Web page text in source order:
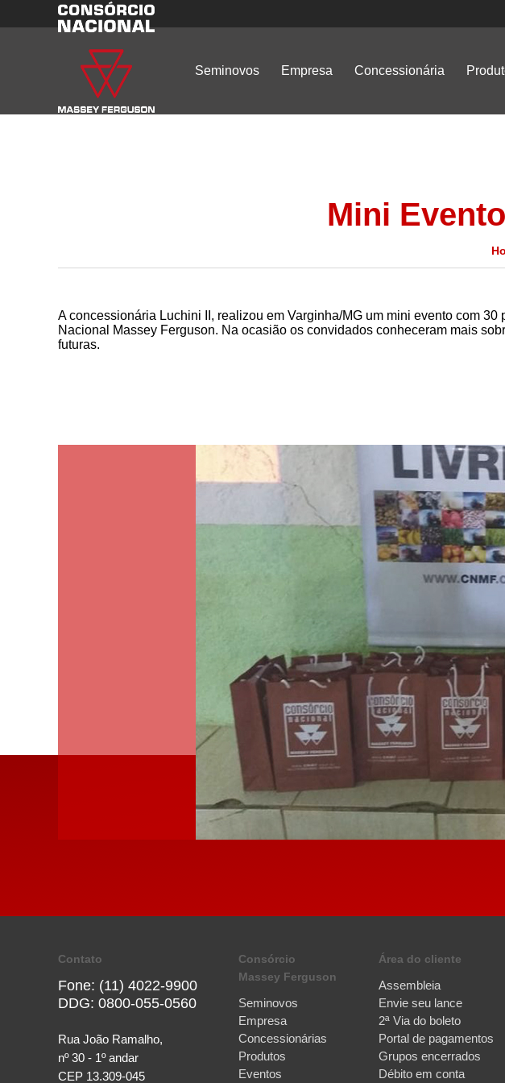
Seminovos Empresa Concessionária
Mini
A concessionária Luchini II, realizou em Varginha/MG um mini evento com
Nacional Massey Ferguson. Na ocasião os convidados conheceram mais
futuras.
Contato
Fone: (11) 4022-9900
DDG: 0800-055-0560
Rua João Ramalho,
nº 30 - 1º andar
CEP 13.309-045
Consórcio
Massey Ferguson
Seminovos
Empresa
Concessionárias
Produtos
Eventos
Área do cliente
Assembleia
Envie seu lance
2ª Via do boleto
Portal de pagamentos
Grupos encerrados
Débito em conta